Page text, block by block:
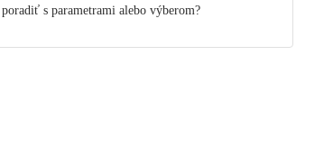
s parametrami alebo výberom?